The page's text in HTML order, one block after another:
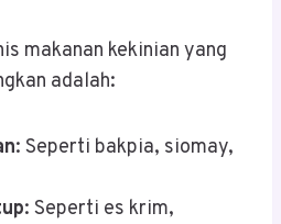
makanan kekinian yang
adalah:
: Seperti bakpia, siomay,
: Seperti es krim,